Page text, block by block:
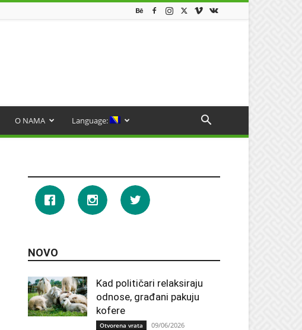
O NAMA Language:
NOVO
Kad političari relaksiraju
odnose, građani pakuju
kofere
Otvorena vrata 09/06/2026